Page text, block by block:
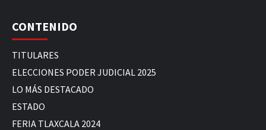
CONTENIDO
TITULARES
ELECCIONES PODER JUDICIAL 2025
LO MÁS DESTACADO
ESTADO
FERIA TLAXCALA 2024